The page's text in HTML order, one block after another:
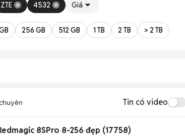
ZTE 4532 Giá
256 GB 512 GB 1 TB 2 TB > 2 TB
Tin có video
8SPro 8-256 đẹp (17758)